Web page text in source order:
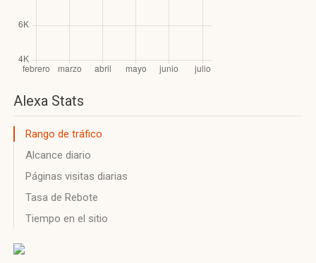
Alexa Stats
Rango de tráfico
Alcance diario
Páginas visitas diarias
Tasa de Rebote
Tiempo en el sitio